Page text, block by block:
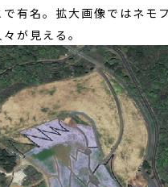
で有名。拡大画像ではネモ
が見える。